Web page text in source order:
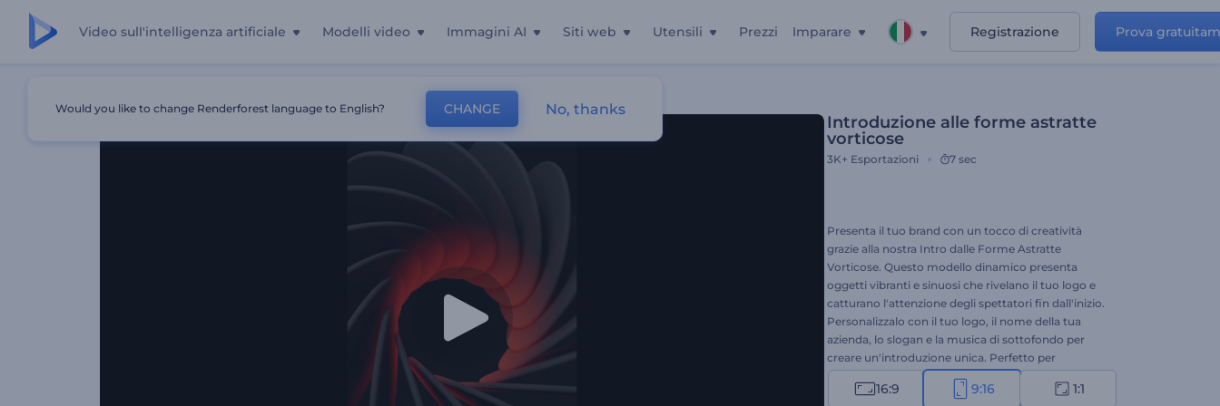
Video sull'intelligenza artificiale Modelli video Immagini AI Siti web Utensili Prezzi Imparare Registrazione Prova
Introduzione alle forme astratte
vorticose
3K+ Esportazioni 7 sec
Presenta il tuo brand con un tocco di creatività
grazie alla nostra Intro dalle Forme Astratte
Vorticose. Questo modello dinamico presenta
oggetti vibranti e sinuosi che rivelano il tuo logo e
catturano l'attenzione degli spettatori fin dall'inizio.
Personalizzalo con il tuo logo, il nome della tua
azienda, lo slogan e la musica di sottofondo per
creare un'introduzione unica. Perfetto per
promozioni di prodotti o servizi, intro o outro di
canali, spot video, aperture di presentazioni e molto
16:9 9:16 1:1
Would you like to change Renderforest language to English? CHANGE No, thanks